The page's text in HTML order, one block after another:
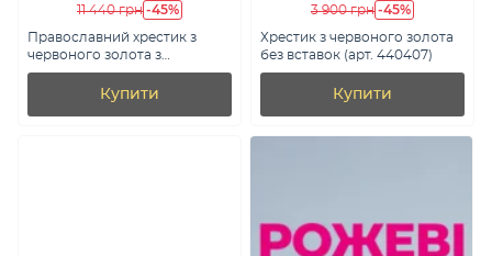
11 440 грн -45%
Православний хрестик з
червоного золота з
розп'яттям (арт. 521000)
Купити
3 900 грн -45%
Хрестик з червоного золота
без вставок (арт. 440407)
Купити